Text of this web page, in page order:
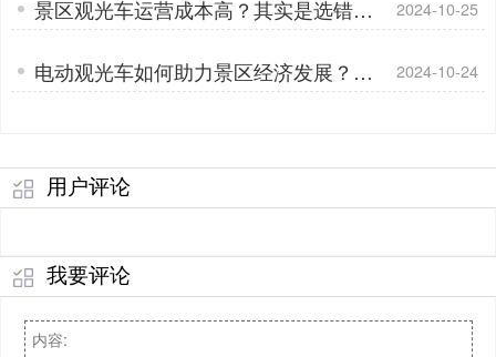
景区观光车运营成本高？其实是选错车
了「专菱」
2024-10-25
电动观光车如何助力景区经济发展？用
数据说话「专菱」
2024-10-24
用户评论
我要评论